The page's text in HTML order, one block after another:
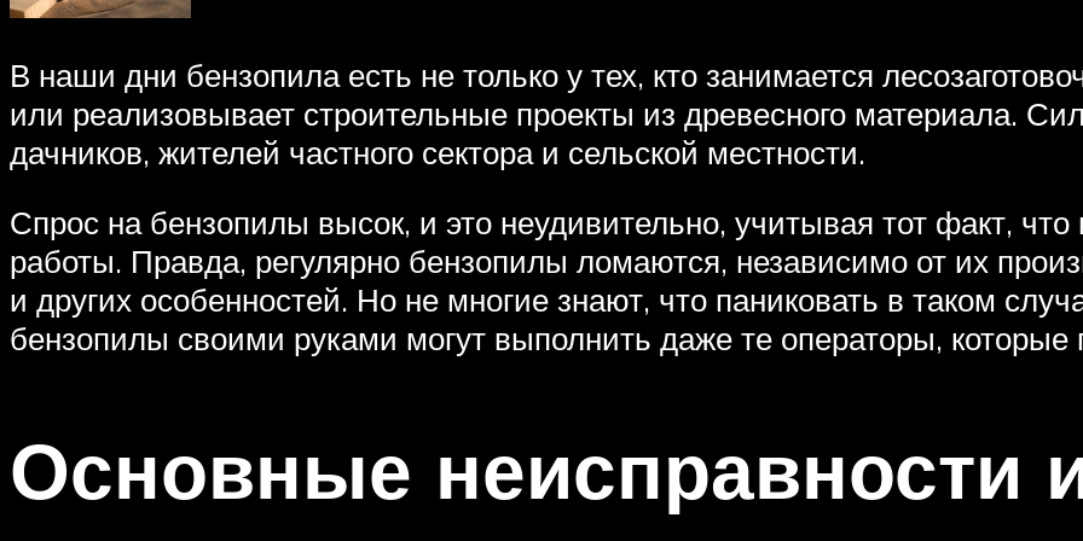
В наши дни бензопила есть не только у тех, кто занимается
или реализовывает строительные проекты из древесного материала.
дачников, жителей частного сектора и сельской местности.
Спрос на бензопилы высок, и это неудивительно, учитывая тот факт,
работы. Правда, регулярно бензопилы ломаются, независимо от их
и других особенностей. Но не многие знают, что паниковать в таком
бензопилы своими руками могут выполнить даже те операторы,
Основные неисправности